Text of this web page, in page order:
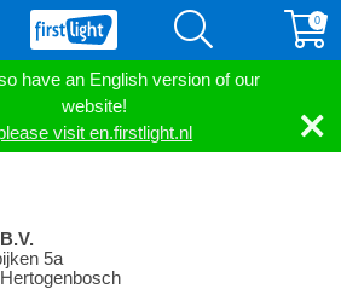
have an English version of our
website!
visit en.firstlight.nl
0
5a